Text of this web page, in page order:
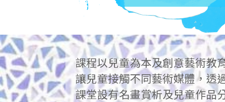
課程以兒童為本及創意藝術教
讓兒童接觸不同藝術媒體，透
課堂設有名畫賞析及兒童作品